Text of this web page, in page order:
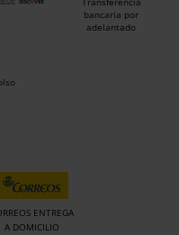
bancaria por
adelantado
ENTREGA
A DOMICILIO